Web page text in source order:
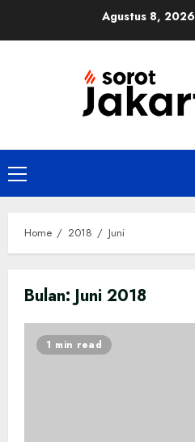
Agustus 8, 2026
Primary
Menu
Home 2018 Juni
Bulan:Juni 2018
1 min read